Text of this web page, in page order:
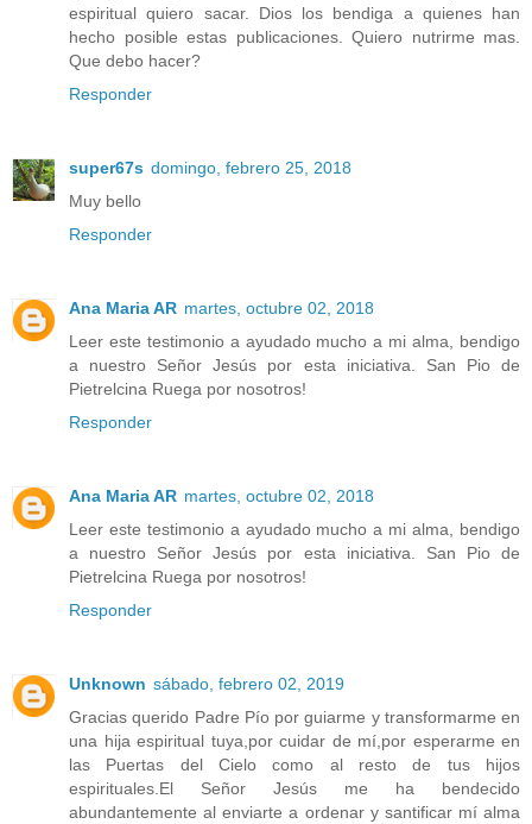
espiritual quiero sacar. Dios los bendiga a quienes han
hecho posible estas publicaciones. Quiero nutrirme mas.
Que debo hacer?
Responder
super67s domingo, febrero 25, 2018
Muy bello
Responder
Ana Maria AR martes, octubre 02, 2018
Leer este testimonio a ayudado mucho a mi alma, bendigo
a nuestro Señor Jesús por esta iniciativa. San Pio de
Pietrelcina Ruega por nosotros!
Responder
Ana Maria AR martes, octubre 02, 2018
Leer este testimonio a ayudado mucho a mi alma, bendigo
a nuestro Señor Jesús por esta iniciativa. San Pio de
Pietrelcina Ruega por nosotros!
Responder
Unknown sábado, febrero 02, 2019
Gracias querido Padre Pío por guiarme y transformarme en
una hija espiritual tuya,por cuidar de mí,por esperarme en
las Puertas del Cielo como al resto de tus hijos
espirituales.El Señor Jesús me ha bendecido
abundantemente al enviarte a ordenar y santificar mí alma